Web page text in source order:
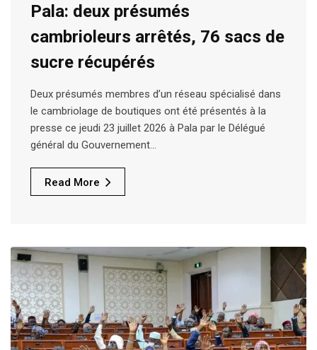
Pala: deux présumés
cambrioleurs arrêtés, 76 sacs de
sucre récupérés
Deux présumés membres d’un réseau spécialisé dans
le cambriolage de boutiques ont été présentés à la
presse ce jeudi 23 juillet 2026 à Pala par le Délégué
général du Gouvernement…
Read More